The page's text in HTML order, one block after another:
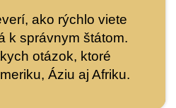
ako rýchlo viete
k správnym štátom.
otázok, ktoré
Áziu aj Afriku.